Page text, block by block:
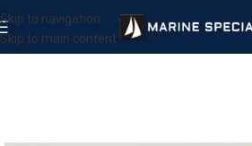
Skip to navigation
Skip to main content